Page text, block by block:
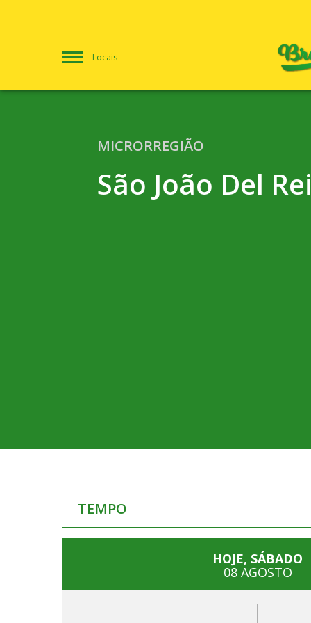
Locais
MICRORREGIÃO
São João Del
TEMPO
HOJE, SÁBADO
08 AGOSTO